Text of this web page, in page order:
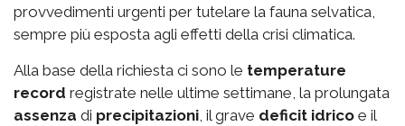
provvedimenti urgenti per tutelare la fauna selvatica,
sempre più esposta agli effetti della crisi climatica.
Alla base della richiesta ci sono le temperature
record registrate nelle ultime settimane, la prolungata
assenza di precipitazioni, il grave deficit idrico e il